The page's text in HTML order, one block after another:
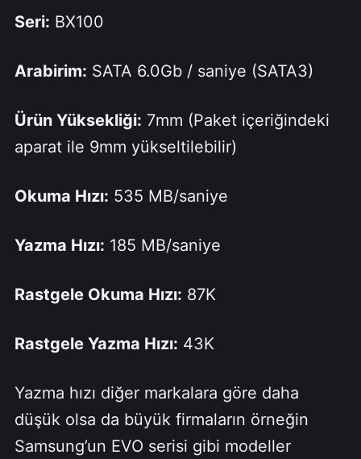
Seri: BX100
Arabirim: SATA 6.0Gb / saniye (SATA3)
Ürün Yüksekliği: 7mm (Paket içeriğindeki
aparat ile 9mm yükseltilebilir)
Okuma Hızı: 535 MB/saniye
Yazma Hızı: 185 MB/saniye
Rastgele Okuma Hızı: 87K
Rastgele Yazma Hızı: 43K
Yazma hızı diğer markalara göre daha
düşük olsa da büyük firmaların örneğin
Samsung’un EVO serisi gibi modeller